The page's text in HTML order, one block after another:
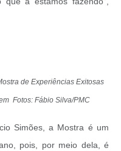
de Experiências Exitosas
Fotos: Fábio Silva/PMC
Simões, a Mostra é um
pois, por meio dela, é